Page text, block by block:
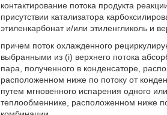
контактирование потока продукта
присутствии катализатора
этиленкарбонат и/или этиленгликоль и
причем поток охлажденного
выбранными из (i) верхнего потока
пара, полученного в конденсаторе,
расположенном ниже по потоку от
путем мгновенного испарения одного
теплообменнике, расположенном ниже